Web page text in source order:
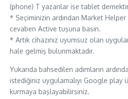
(phone) T yazanlar ise tablet
* Seçiminizin ardından Market Helper
cevaben Active tuşuna basın.
* Artık cihazınız uyumsuz olan
hale gelmiş bulunmaktadır.
Yukarıda bahsedilen adımların
istediğiniz uygulamalıyı Google play
kurmaya başlayabilirsiniz.